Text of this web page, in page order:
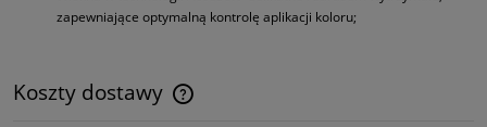
zapewniające optymalną kontrolę aplikacji koloru;
Koszty dostawy
Cena nie zawiera ewentualnych kosztów płatności